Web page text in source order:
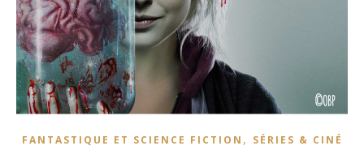
FANTASTIQUE ET SCIENCE FICTION , SÉRIES & CINÉ